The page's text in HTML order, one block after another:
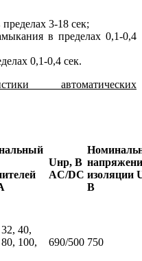
3-18 сек;
в пределах 0,1-0,4
0,1-0,4 сек.
автоматических
Uнр, В
AC/DC изоляции
В
40,
100,
690/500 750